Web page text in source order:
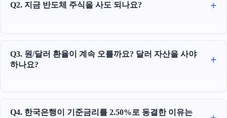
Q2. 지금 반도체 주식을 사도 되나요?
Q3. 원/달러 환율이 계속 오를까요? 달러 자산을 사야
하나요?
Q4. 한국은행이 기준금리를 2.50%로 동결한 이유는